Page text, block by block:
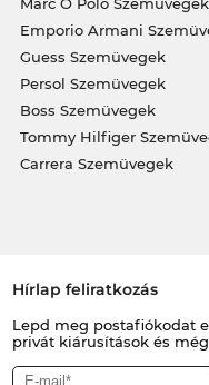
Emporio Armani
Guess Szemüvegek
Persol Szemüvegek
Boss Szemüvegek
Tommy Hilfiger
Carrera Szemüvegek
Hírlap feliratkozás
Lepd meg postafiókodat
privát kiárusítások és